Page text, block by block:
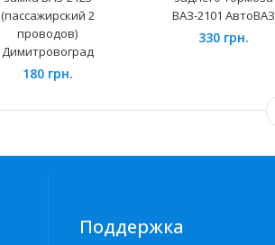
(пассажирский 2
проводов)
Димитровоград
180 грн.
ВАЗ-2101 АвтоВАЗ
330 грн.
Поддержка